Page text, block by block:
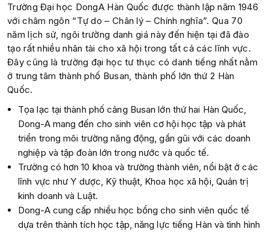
Trường Đại học DongA Hàn Quốc được thành lập năm 1946
với châm ngôn “Tự do – Chân lý – Chính nghĩa”. Qua 70
năm lịch sử, ngôi trường danh giá này đến hiện tại đã đào
tạo rất nhiều nhân tài cho xã hội trong tất cả các lĩnh vực.
Đây cũng là trường đại học tư thục có danh tiếng nhất nằm
ở trung tâm thành phố Busan, thành phố lớn thứ 2 Hàn
Quốc.
Tọa lạc tại thành phố cảng Busan lớn thứ hai Hàn Quốc,
Dong-A mang đến cho sinh viên cơ hội học tập và phát
triển trong môi trường năng động, gần gũi với các doanh
nghiệp và tập đoàn lớn trong nước và quốc tế.
Trường có hơn 10 khoa và trường thành viên, nổi bật ở các
lĩnh vực như Y dược, Kỹ thuật, Khoa học xã hội, Quản trị
kinh doanh và Luật.
Dong-A cung cấp nhiều học bổng cho sinh viên quốc tế
dựa trên thành tích học tập, năng lực tiếng Hàn và tình hình